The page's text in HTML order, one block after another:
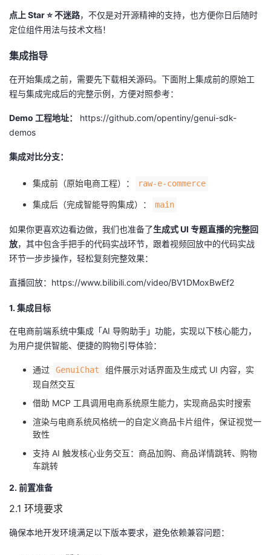
点上 Star ⭐ 不迷路，不仅是对开源精神的支持，也方便你日后随时
定位组件用法与技术文档！
集成指导
在开始集成之前，需要先下载相关源码。下面附上集成前的原始工
程与集成完成后的完整示例，方便对照参考：
Demo 工程地址：
https://github.com/opentiny/genui-sdk-
demos
集成对比分支：
集成前（原始电商工程）： raw-e-commerce
集成后（完成智能导购集成）： main
如果你更喜欢边看边做，我们也准备了生成式 UI 专题直播的完整回
放，其中包含手把手的代码实战环节，跟着视频回放中的代码实战
环节一步步操作，轻松复刻完整效果：
直播回放：https://www.bilibili.com/video/BV1DMoxBwEf2
1. 集成目标
在电商前端系统中集成「AI 导购助手」功能，实现以下核心能力，
为用户提供智能、便捷的购物引导体验：
通过 GenuiChat
组件展示对话界面及生成式 UI 内容，实
现自然交互
借助 MCP 工具调用电商系统原生能力，实现商品实时搜索
渲染与电商系统风格统一的自定义商品卡片组件，保证视觉一
致性
支持 AI 触发核心业务交互：商品加购、商品详情跳转、购物
车跳转
2. 前置准备
2.1 环境要求
确保本地开发环境满足以下版本要求，避免依赖兼容问题：